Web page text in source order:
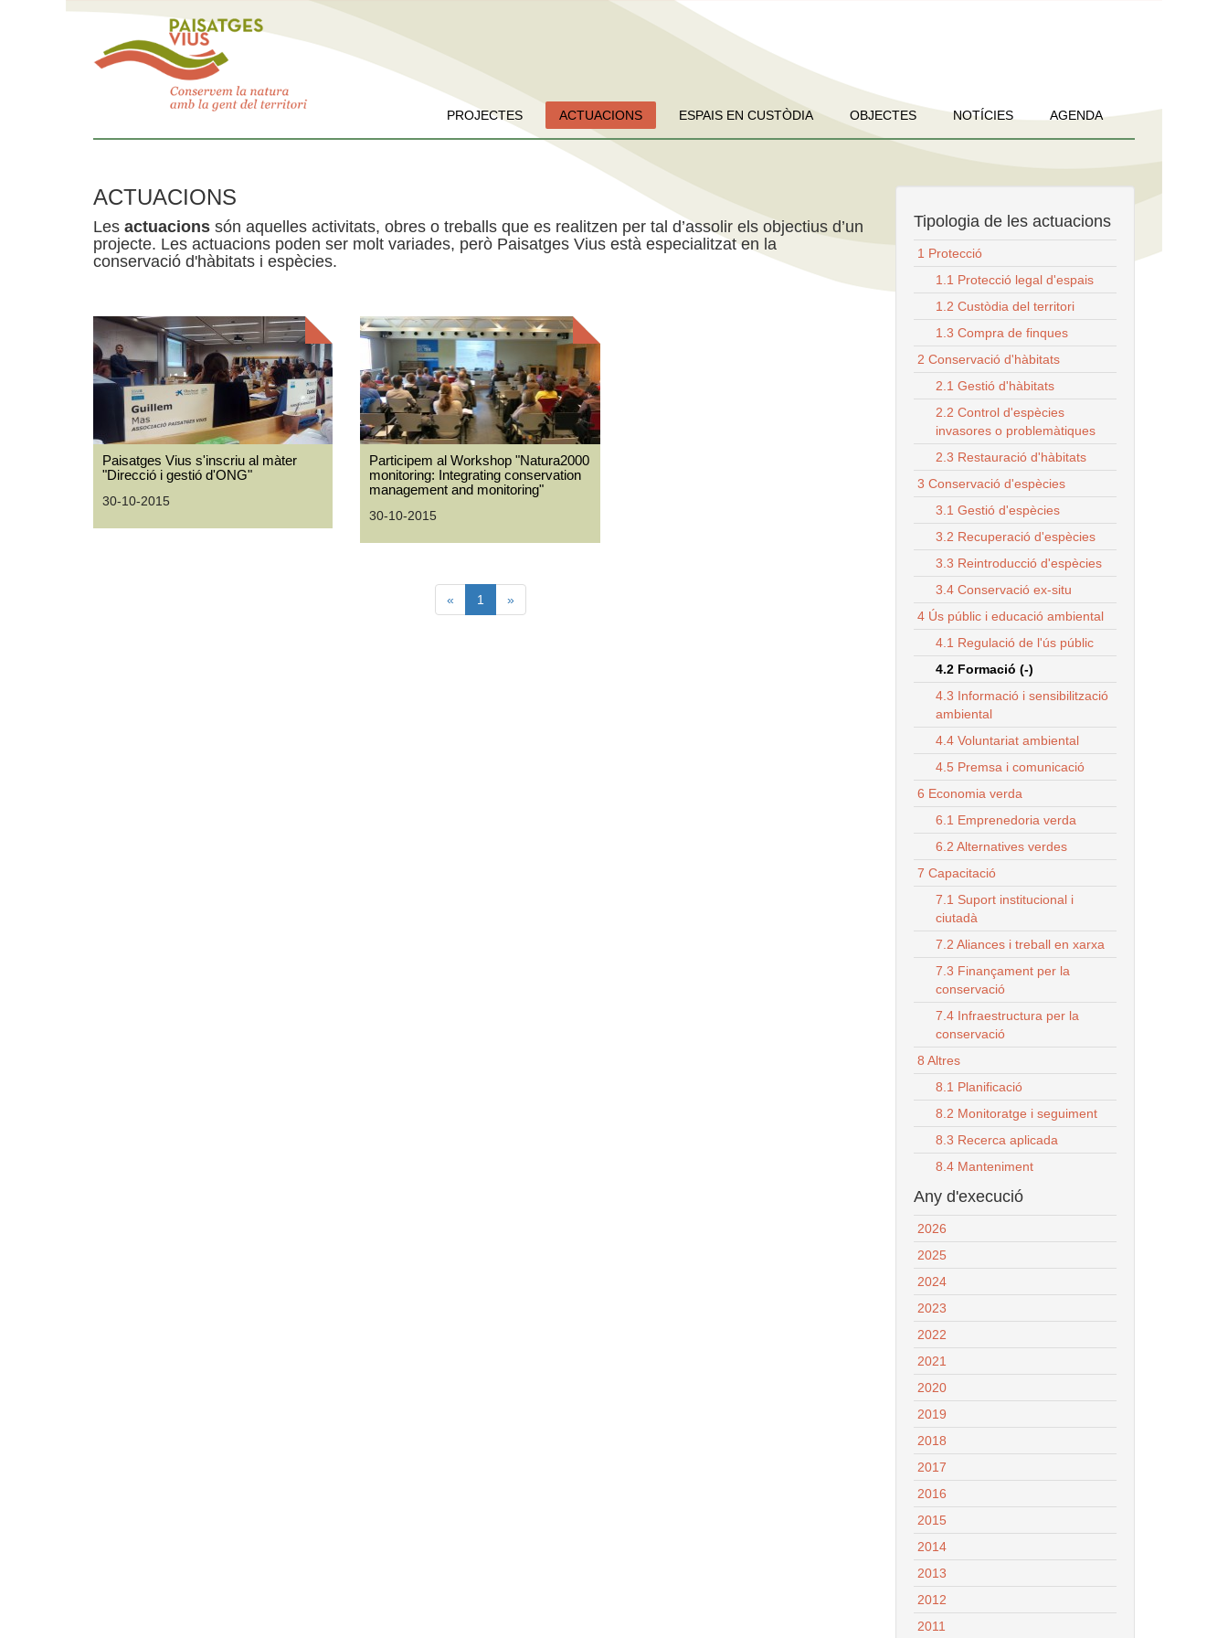
PROJECTES ACTUACIONS ESPAIS EN CUSTÒDIA OBJECTES NOTÍCIES AGENDA
ACTUACIONS
Les actuacions són aquelles activitats, obres o treballs que es realitzen per tal d’assolir els objectius d’un
projecte. Les actuacions poden ser molt variades, però Paisatges Vius està especialitzat en la
conservació d'hàbitats i espècies.
Paisatges Vius s'inscriu al màter
"Direcció i gestió d'ONG"
30-10-2015
Participem al Workshop "Natura2000
monitoring: Integrating conservation
management and monitoring"
30-10-2015
« 1 »
Tipologia de les actuacions
1 Protecció
1.1 Protecció legal d'espais
1.2 Custòdia del territori
1.3 Compra de finques
2 Conservació d'hàbitats
2.1 Gestió d'hàbitats
2.2 Control d'espècies
invasores o problemàtiques
2.3 Restauració d'hàbitats
3 Conservació d'espècies
3.1 Gestió d'espècies
3.2 Recuperació d'espècies
3.3 Reintroducció d'espècies
3.4 Conservació ex-situ
4 Ús públic i educació ambiental
4.1 Regulació de l'ús públic
4.2 Formació (-)
4.3 Informació i sensibilització
ambiental
4.4 Voluntariat ambiental
4.5 Premsa i comunicació
6 Economia verda
6.1 Emprenedoria verda
6.2 Alternatives verdes
7 Capacitació
7.1 Suport institucional i
ciutadà
7.2 Aliances i treball en xarxa
7.3 Finançament per la
conservació
7.4 Infraestructura per la
conservació
8 Altres
8.1 Planificació
8.2 Monitoratge i seguiment
8.3 Recerca aplicada
8.4 Manteniment
Any d'execució
2026
2025
2024
2023
2022
2021
2020
2019
2018
2017
2016
2015
2014
2013
2012
2011